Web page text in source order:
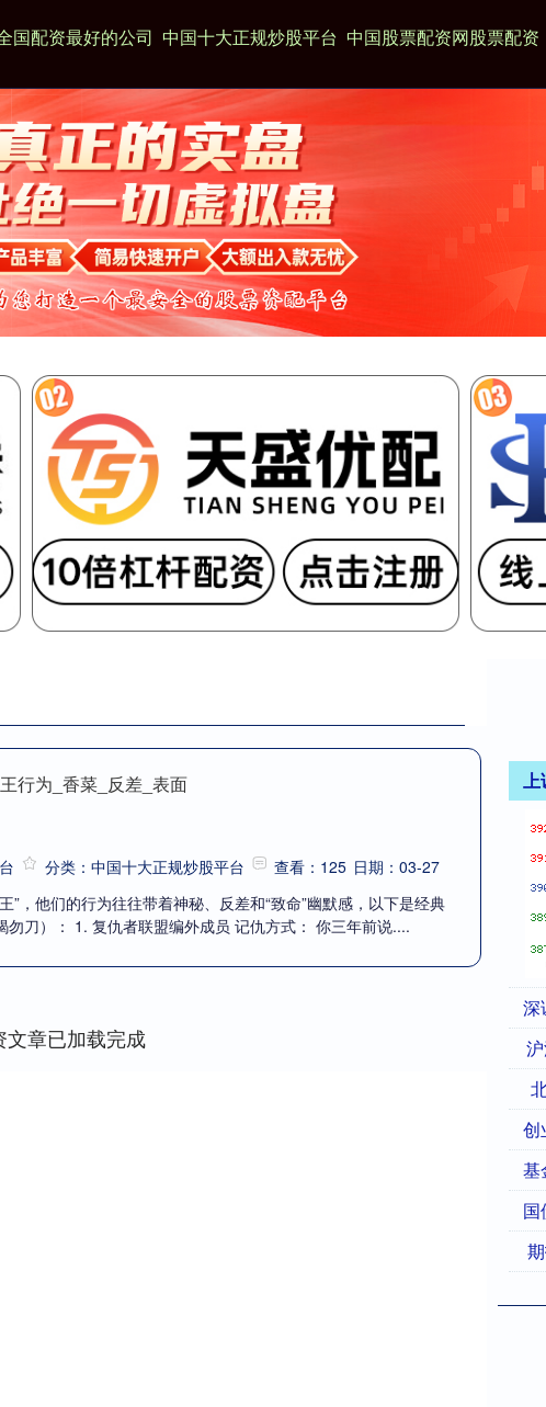
国配资最好的公司 中国十大正规炒股平台 中国股票配资网股票配资
行为_香菜_反差_表面
分类：中国十大正规炒股平台 查看：125 日期：03-27
”，他们的行为往往带着神秘、反差和“致命”幽默感，以下是经典
勿刀）： 1. 复仇者联盟编外成员 记仇方式： 你三年前说....
文章已加载完成
上
深
创
基
国